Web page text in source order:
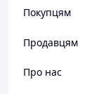
Покупцям
Продавцям
Про нас